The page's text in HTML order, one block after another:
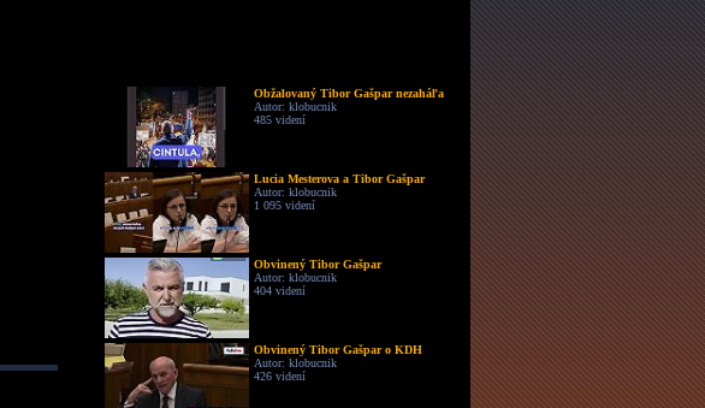
Obžalovaný Tibor Gašpar nezaháľa
Autor: klobucnik
485 videní
Lucia Mesterova a Tibor Gašpar
Autor: klobucnik
1 095 videní
Obvinený Tibor Gašpar
Autor: klobucnik
404 videní
Obvinený Tibor Gašpar o KDH
Autor: klobucnik
426 videní